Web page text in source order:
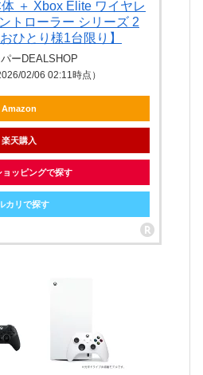
体 ＋ Xbox Elite ワイヤレ
トローラー シリーズ 2
おひとり様1台限り】
ーDEALSHOP
02/06 02:11時点）
Amazon
楽天購入
ッピングで探す
カリで探す